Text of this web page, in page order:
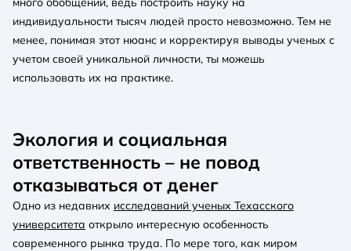
индивидуальности тысяч людей просто невозможно. Тем не
менее, понимая этот нюанс и корректируя выводы ученых с
учетом своей уникальной личности, ты можешь
использовать их на практике.
Экология и социальная
ответственность – не повод
отказываться от денег
Одно из недавних исследований ученых Техасского
университета открыло интересную особенность
современного рынка труда. По мере того, как миром